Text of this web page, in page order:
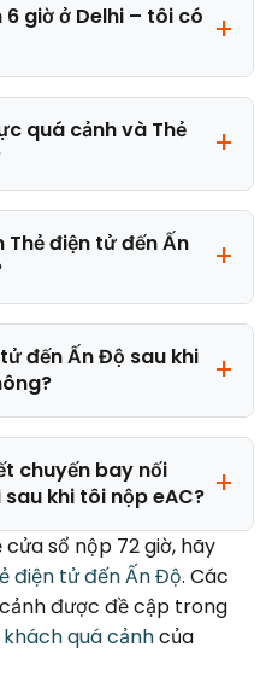
giờ ở Delhi – tôi có
quá cảnh và Thẻ
Thẻ điện tử đến Ấn
đến Ấn Độ sau khi
chuyến bay nối
khi tôi nộp eAC?
sổ nộp 72 giờ, hãy
điện tử đến Ấn Độ. Các
được đề cập trong
quá cảnhcủa